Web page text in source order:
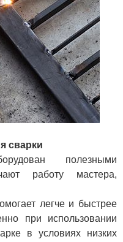
сварки
полезными
работу мастера,
легче и быстрее
при использовании
в условиях низких